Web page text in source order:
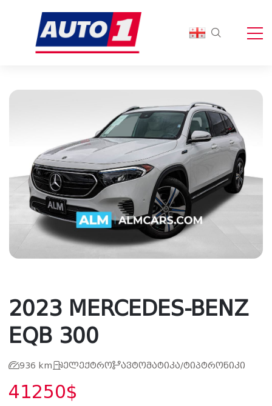
2023 MERCEDES-BENZ
EQB 300
936 km ელექტრო ავტომატიკა/ტიპტრონიკი
41250$